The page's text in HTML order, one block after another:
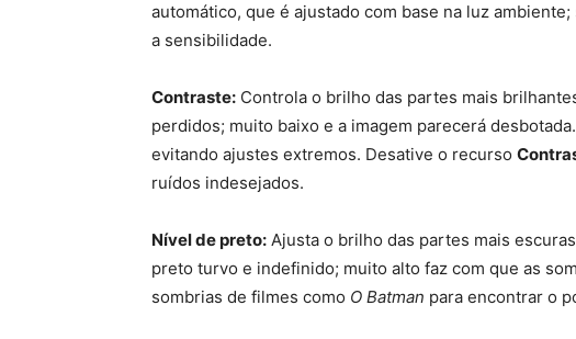
automático, que é ajustado com base na luz
a sensibilidade.
Contraste: Controla o brilho das partes mais
perdidos; muito baixo e a imagem parecerá
evitando ajustes extremos. Desative o recurso
ruídos indesejados.
Nível de preto: Ajusta o brilho das partes mais
preto turvo e indefinido; muito alto faz com que as
sombrias de filmes como O Batman para encontrar o